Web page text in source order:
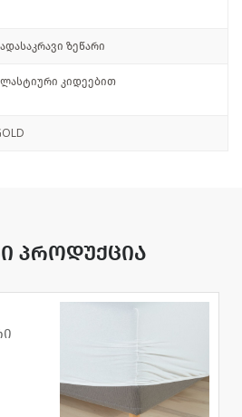
ზეწარი
კიდეებით
პროდუქცია